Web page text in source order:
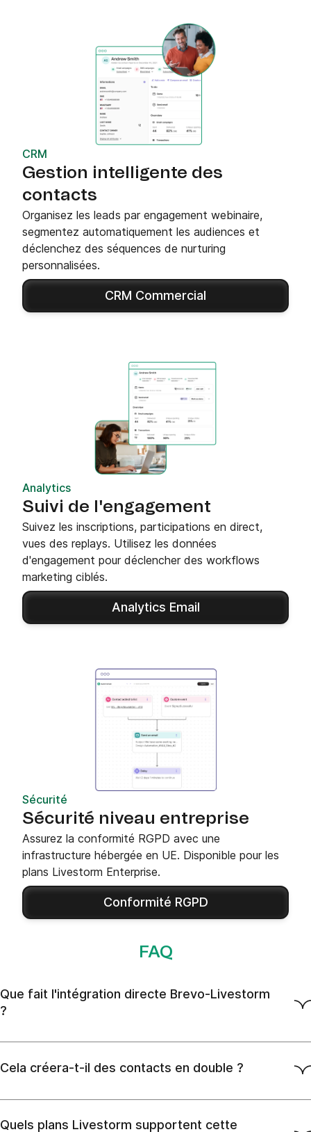
CRM
Gestion intelligente des
contacts
Organisez les leads par engagement webinaire,
segmentez automatiquement les audiences et
déclenchez des séquences de nurturing
personnalisées.
CRM Commercial
Analytics
Suivi de l'engagement
Suivez les inscriptions, participations en direct,
vues des replays. Utilisez les données
d'engagement pour déclencher des workflows
marketing ciblés.
Analytics Email
Sécurité
Sécurité niveau entreprise
Assurez la conformité RGPD avec une
infrastructure hébergée en UE. Disponible pour les
plans Livestorm Enterprise.
Conformité RGPD
FAQ
Que fait l'intégration directe Brevo-Livestorm
?
Cela créera-t-il des contacts en double ?
Quels plans Livestorm supportent cette